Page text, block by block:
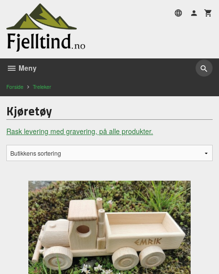
innholdet
Meny
Forside Treleker
Kjøretøy
Rask levering med gravering, på alle produkter.